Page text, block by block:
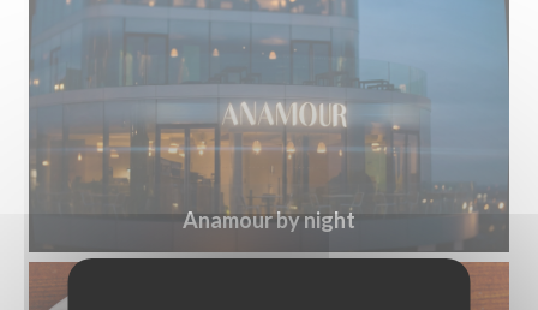
Anamour by night